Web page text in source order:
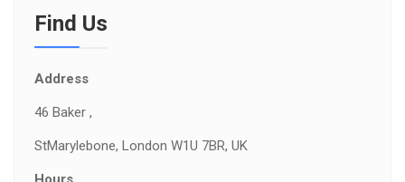
Find Us
Address
46 Baker ,
StMarylebone, London W1U 7BR, UK